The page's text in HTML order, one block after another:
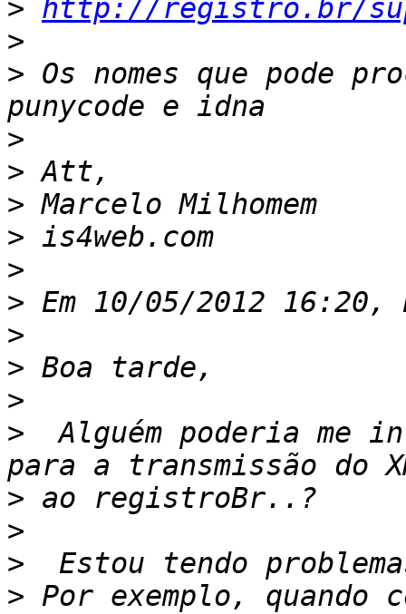
> http://registro.br/
>
> Os nomes que pode
>
>
>
>
>
>
>
>
>
>
Alguém poderia me
>
>
>
> Por exemplo, quando